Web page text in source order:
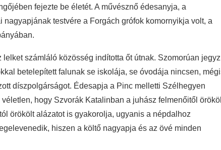
fejezte be életét. A művésznő édesanyja, a
testvére a Forgách grófok komornyikja volt, a
számláló közösség indította őt útnak. Szomorúan
betelepített falunak se iskolája, se óvodája nincsen,
díszpolgárságot. Édesapja a Pinc melletti Szélhegyen
hogy Szvorák Katalinban a juhász felmenőitől
örökölt alázatot is gyakorolja, ugyanis a népdalhoz
hiszen a költő nagyapja és az övé minden